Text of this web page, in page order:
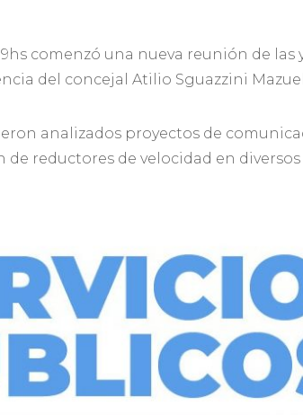
comenzó una nueva reunión de
del concejal Atilio Sguazzini
analizados proyectos de
reductores de velocidad en